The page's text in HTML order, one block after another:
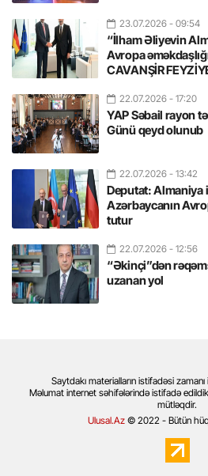
23.07.2026 - 09:54
“İlham Əliyevin
Avropa
CAVANŞİR
22.07.2026 - 17:20
YAP Səbail rayon
Günü qeyd olunub
22.07.2026 - 13:42
Deputat: Almaniya
Azərbaycanın
tutur
22.07.2026 - 12:56
“Əkinçi”dən
uzanan yol
Saytdakı materialların istifadəsi
Məlumat internet səhifələrində istifadə
mütləqdir.
Ulusal.Az © 2022 - Bütün